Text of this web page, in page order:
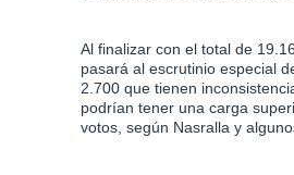
Al finalizar con el total de
pasará al escrutinio especial
2.700 que tienen
podrían tener una carga
votos, según Nasralla y